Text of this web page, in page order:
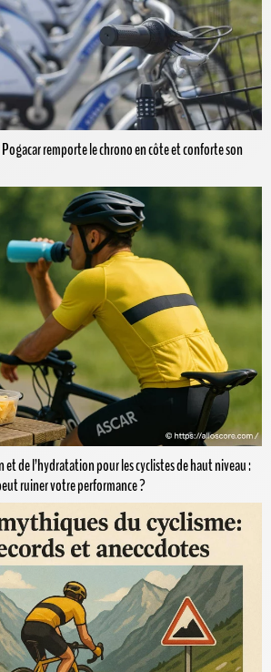
remporte le chrono en côte et conforte son
de l’hydratation pour les cyclistes de haut niveau :
ruiner votre performance ?